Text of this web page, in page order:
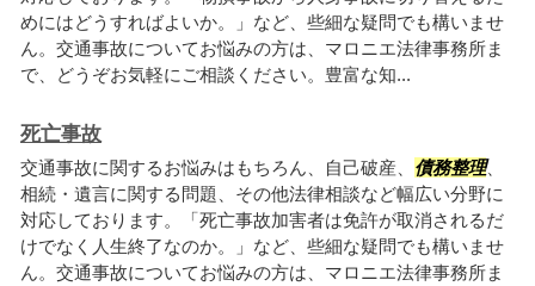
めにはどうすればよいか。」など、些細な疑問でも構いませ
ん。交通事故についてお悩みの方は、マロニエ法律事務所ま
で、どうぞお気軽にご相談ください。豊富な知...
死亡事故
交通事故に関するお悩みはもちろん、自己破産、 債務整理、
相続・遺言に関する問題、その他法律相談など幅広い分野に
対応しております。「死亡事故加害者は免許が取消されるだ
けでなく人生終了なのか。」など、些細な疑問でも構いませ
ん。交通事故についてお悩みの方は、マロニエ法律事務所ま